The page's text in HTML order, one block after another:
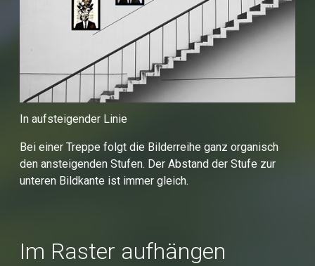
In aufsteigender Linie
Bei einer Treppe folgt die Bilderreihe ganz organisch
den ansteigenden Stufen. Der Abstand der Stufe zur
unteren Bildkante ist immer gleich.
Im Raster aufhängen